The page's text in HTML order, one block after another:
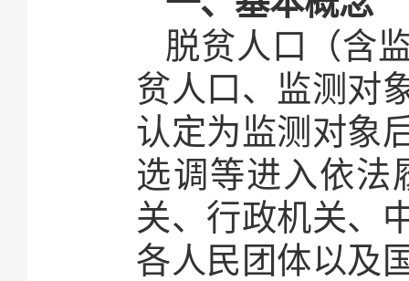
脱贫人口（含
贫人口、监测对
认定为监测对象
选调等进入依法
关、行政机关、
各人民团体以及